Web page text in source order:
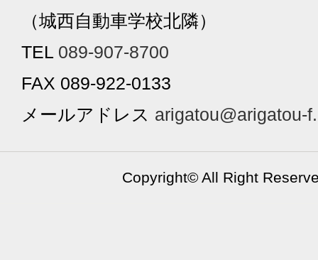
（城西自動車学校北隣）
TEL 089-907-8700
FAX 089-922-0133
メールアドレス arigatou@arigatou-
Copyright© All Right